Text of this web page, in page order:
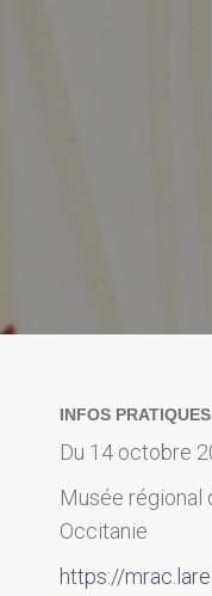
INFOS PRATIQUES
Du 14 octobre
Musée régional
Occitanie
https://